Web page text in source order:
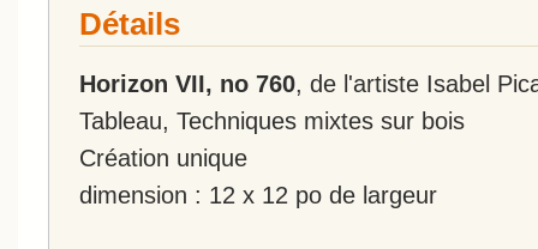
Détails
Horizon VII, no 760, de l'artiste Isabel
Tableau, Techniques mixtes sur bois
Création unique
dimension : 12 x 12 po de largeur